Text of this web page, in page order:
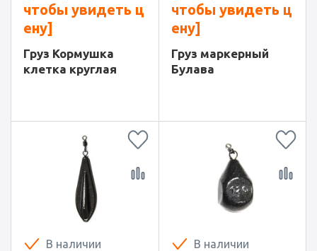
чтобы увидеть ц
ену]
Груз Кормушка
клетка круглая
чтобы увидеть ц
ену]
Груз маркерный
Булава
В наличии В наличии